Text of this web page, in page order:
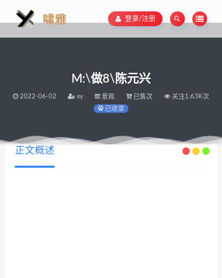
登录/注册
M:\做8\陈元兴
2022-06-02 xy 景观 已售次
关注1.63K次
已收录
正文概述